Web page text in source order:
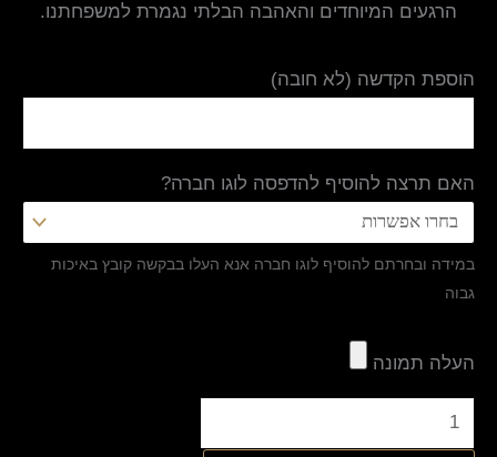
הרגעים המיוחדים והאהבה הבלתי נגמרת למשפחתנו.
הוספת הקדשה (לא חובה)
האם תרצה להוסיף להדפסה לוגו חברה?
במידה ובחרתם להוסיף לוגו חברה אנא העלו בבקשה קובץ באיכות
גבוה
העלה תמונה